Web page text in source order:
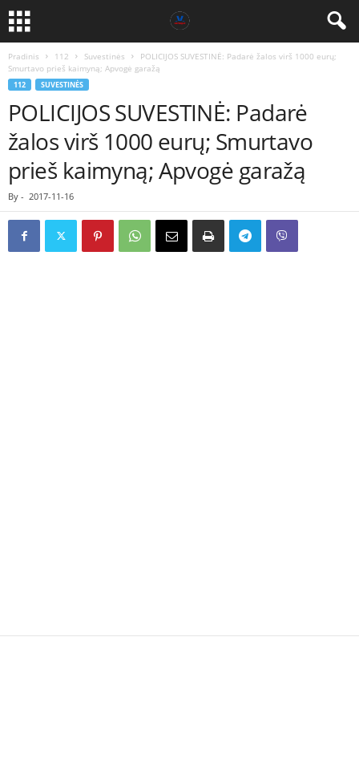
Pradinis 112 Suvestinės
POLICIJOS SUVESTINĖ: Padarė žalos virš 1000 eurų;
Smurtavo prieš kaimyną; Apvogė garažą
112 SUVESTINĖS
POLICIJOS SUVESTINĖ: Padarė
žalos virš 1000 eurų; Smurtavo
prieš kaimyną; Apvogė garažą
By - 2017-11-16